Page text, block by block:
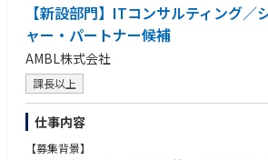
AIの悪用により攻撃は低コスト・高頻度化。単
入前提の検知・対応力が競争力を左右。
・クラウド前提で統制が不足：境界型防御だけで
限、ログ、設定不備を起点とするリスクが増大。
計が必要。
・規制/顧客要求で説明責任が拡大：規制対応や
により、実施内容と水準を説明できる体制が不
管理テーマへ。
・人材不足と運用疲弊：アラート過多、ツール乱
疲弊。プロセス・自動化・組織設計を含む運用
【新設部門】ITコンサルティング／
ャー・パートナー候補
AMBL株式会社
課長以上
仕事内容
【募集背景】